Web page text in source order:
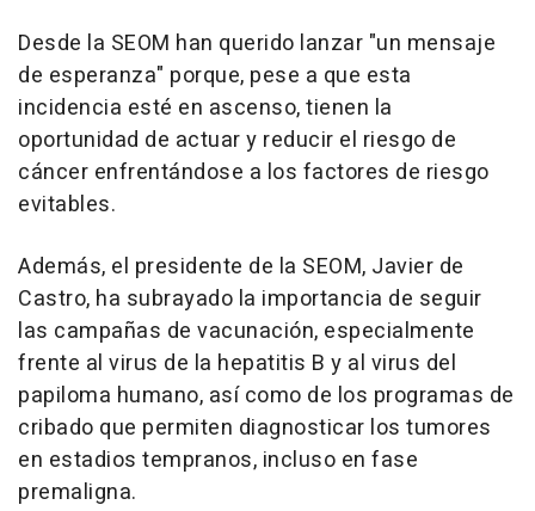
Desde la SEOM han querido lanzar "un mensaje
de esperanza" porque, pese a que esta
incidencia esté en ascenso, tienen la
oportunidad de actuar y reducir el riesgo de
cáncer enfrentándose a los factores de riesgo
evitables.
Además, el presidente de la SEOM, Javier de
Castro, ha subrayado la importancia de seguir
las campañas de vacunación, especialmente
frente al virus de la hepatitis B y al virus del
papiloma humano, así como de los programas de
cribado que permiten diagnosticar los tumores
en estadios tempranos, incluso en fase
premaligna.